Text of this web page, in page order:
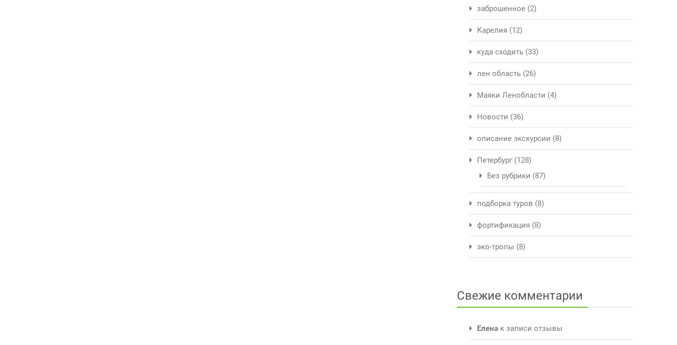
заброшенное (2)
Карелия (12)
куда сходить (33)
лен область (26)
Маяки Ленобласти (4)
Новости (36)
описание экскурсии (8)
Петербург (128)
Без рубрики (87)
подборка туров (8)
фортификация (8)
эко-тропы (8)
Свежие комментарии
Елена к записи отзывы